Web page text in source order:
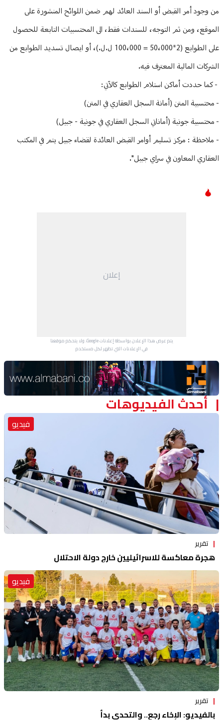
من وجود أمر القبض أو السند العائد لهم ضمن اللوائح المنشورة على
الموقع، ومن ثم التوجه، للسندات فقط، الى المحتسبيات التابعة للحصول
على الطوابع (2*50،000 = 100،000 ل.ل.)، أو ايصال تسديد الطوابع من
الشركات المالية المعترف فيه.
- كما حددت أماكن استلام الطوابع كالآتي:
- محتسبية المتن (أمانة السجل العقاري في المتن)
- محتسبية جونية (أماناتي السجل العقاري في جونية - جبيل)
- ملاحظة : مركز تسليم أوامر القبض العائدة لقضاء جبيل يتم في المكتب
العقاري المعاون في سراي جبيل".
إعلان
يتم عرض هذا الإعلان بواسطة إعلانات Google، ولا يتحكم موقعنا
في الإعلانات التي تظهر لكل مستخدم.
Advertisement Section
أحدث الفيديوهات
فيديو
تقرير
هجرة معاكسة للاسرائيليين خارج دولة الاحتلال
فيديو
تقرير
بالفيديو: الإخاء رجع.. والتحدي بدأ